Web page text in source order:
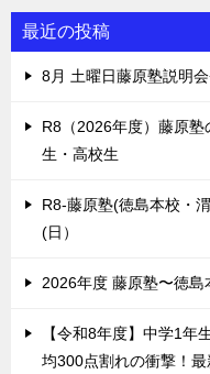
最近の投稿
8月 土曜日藤原塾説明
R8（2026年度）藤原
生・高校生
R8-藤原塾(徳島本校・
(日）
2026年度 藤原塾〜徳島
【令和8年度】中学1年
均300点割れの衝撃！